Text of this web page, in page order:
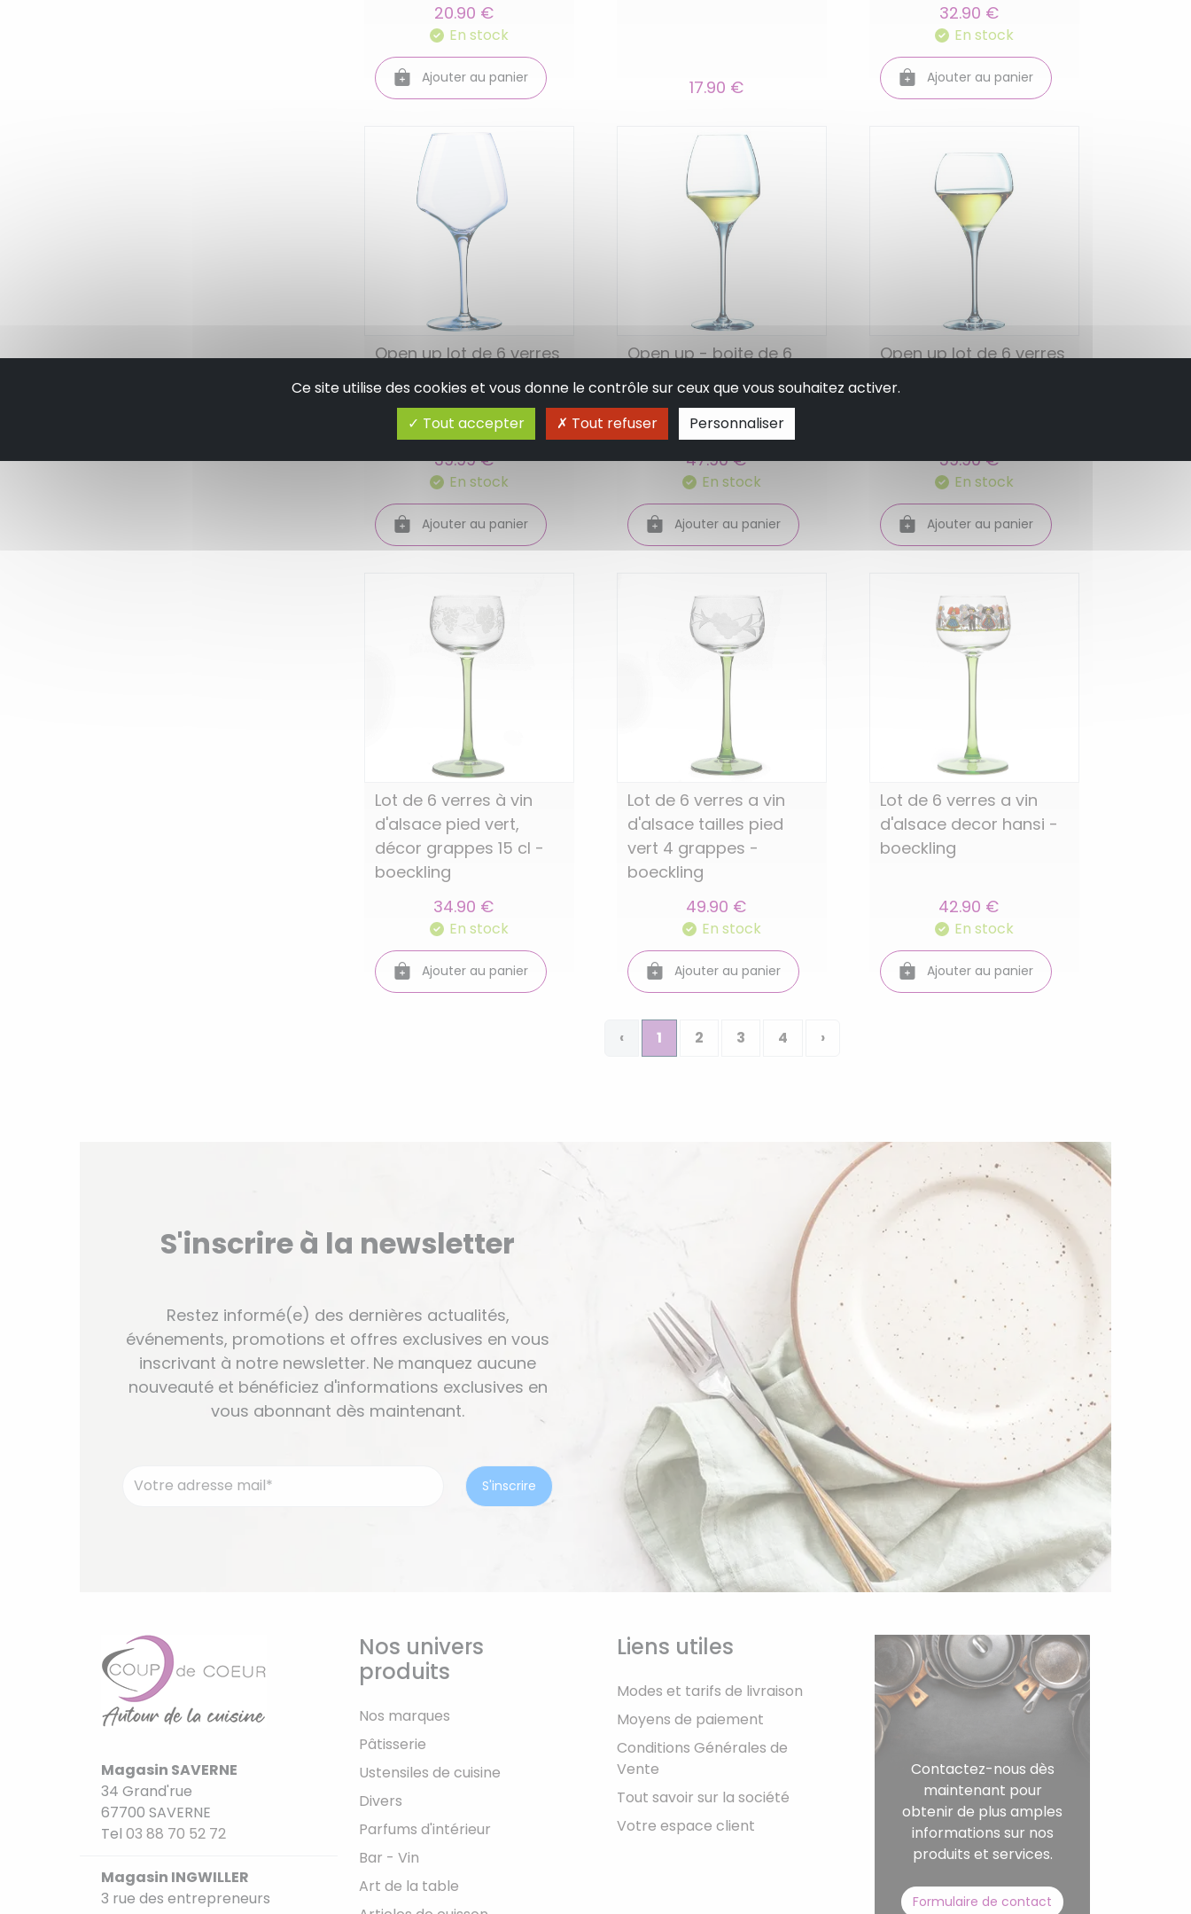
20.90 €
En stock
Ajouter au panier 17.90 €
32.90 €
En stock
Ajouter au panier
Open up lot de 6 verres
a degustation 32 cl
sommelier
39.99 €
En stock
Ajouter au panier
Open up - boite de 6
verres à pied pro
tasting 40 cl - chef et
sommelier
47.90 €
En stock
Ajouter au panier
Open up lot de 6 verres
59.90 €
En stock
Ajouter au panier
Lot de 6 verres à vin
d'alsace pied vert,
décor grappes 15 cl -
boeckling
34.90 €
En stock
Ajouter au panier
Lot de 6 verres a vin
d'alsace tailles pied
vert 4 grappes -
boeckling
49.90 €
En stock
Ajouter au panier
Lot de 6 verres a vin
d'alsace decor hansi -
boeckling
42.90 €
En stock
Ajouter au panier
‹ 1 2 3 4 ›
S'inscrire à la newsletter
Restez informé(e) des dernières actualités,
événements, promotions et offres exclusives en vous
inscrivant à notre newsletter. Ne manquez aucune
nouveauté et bénéficiez d'informations exclusives en
vous abonnant dès maintenant.
Magasin SAVERNE
34 Grand'rue
67700 SAVERNE
Tel 03 88 70 52 72
Magasin INGWILLER
3 rue des entrepreneurs
Nos univers
produits
Nos marques
Pâtisserie
Ustensiles de cuisine
Divers
Parfums d'intérieur
Bar - Vin
Art de la table
Liens utiles
Modes et tarifs de livraison
Moyens de paiement
Conditions Générales de
Vente
Tout savoir sur la société
Votre espace client
Contactez-nous dès
maintenant pour
obtenir de plus amples
informations sur nos
produits et services.
Formulaire de contact
Ce site utilise des cookies et vous donne le contrôle sur ceux que vous souhaitez activer.
Tout accepter
Tout refuser Personnaliser